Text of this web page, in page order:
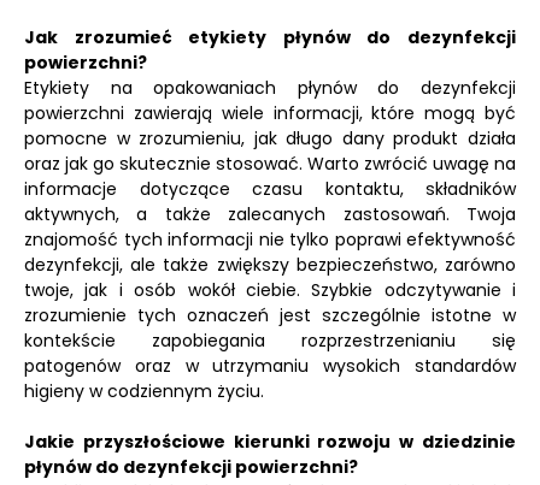
Jak zrozumieć etykiety płynów do dezynfekcji
powierzchni?
Etykiety na opakowaniach płynów do dezynfekcji
powierzchni zawierają wiele informacji, które mogą być
pomocne w zrozumieniu, jak długo dany produkt działa
oraz jak go skutecznie stosować. Warto zwrócić uwagę na
informacje dotyczące czasu kontaktu, składników
aktywnych, a także zalecanych zastosowań. Twoja
znajomość tych informacji nie tylko poprawi efektywność
dezynfekcji, ale także zwiększy bezpieczeństwo, zarówno
twoje, jak i osób wokół ciebie. Szybkie odczytywanie i
zrozumienie tych oznaczeń jest szczególnie istotne w
kontekście zapobiegania rozprzestrzenianiu się
patogenów oraz w utrzymaniu wysokich standardów
higieny w codziennym życiu.
Jakie przyszłościowe kierunki rozwoju w dziedzinie
płynów do dezynfekcji powierzchni?